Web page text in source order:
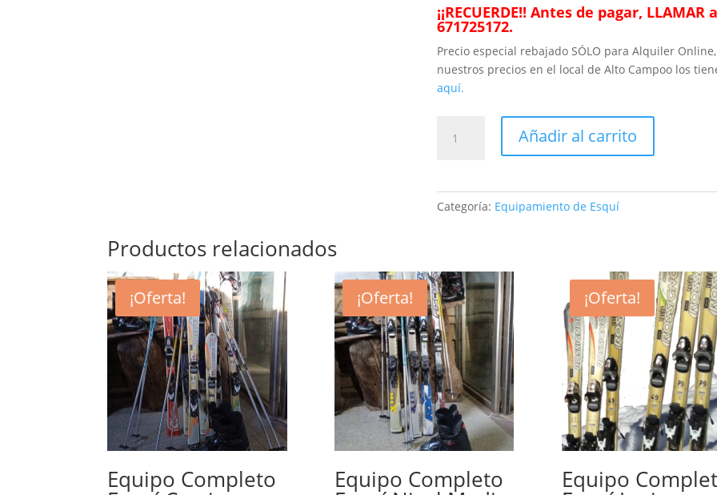
¡¡RECUERDE!! Antes de pagar, LLAMAR
671725172.
Precio especial rebajado SÓLO para Alquiler Online,
nuestros precios en el local de Alto Campoo los
aquí.
Completo
Añadir al carrito
Categoría: Equipamiento de Esquí
Productos relacionados
¡Oferta!
Equipo Completo
¡Oferta!
Equipo Completo
¡Oferta!
Equipo